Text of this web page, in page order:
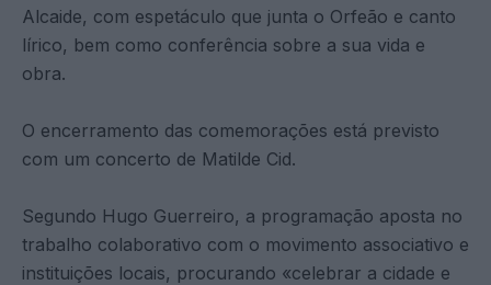
Alcaide, com espetáculo que junta o Orfeão e canto
lírico, bem como conferência sobre a sua vida e
obra.
O encerramento das comemorações está previsto
com um concerto de Matilde Cid.
Segundo Hugo Guerreiro, a programação aposta no
trabalho colaborativo com o movimento associativo e
instituições locais, procurando «celebrar a cidade e